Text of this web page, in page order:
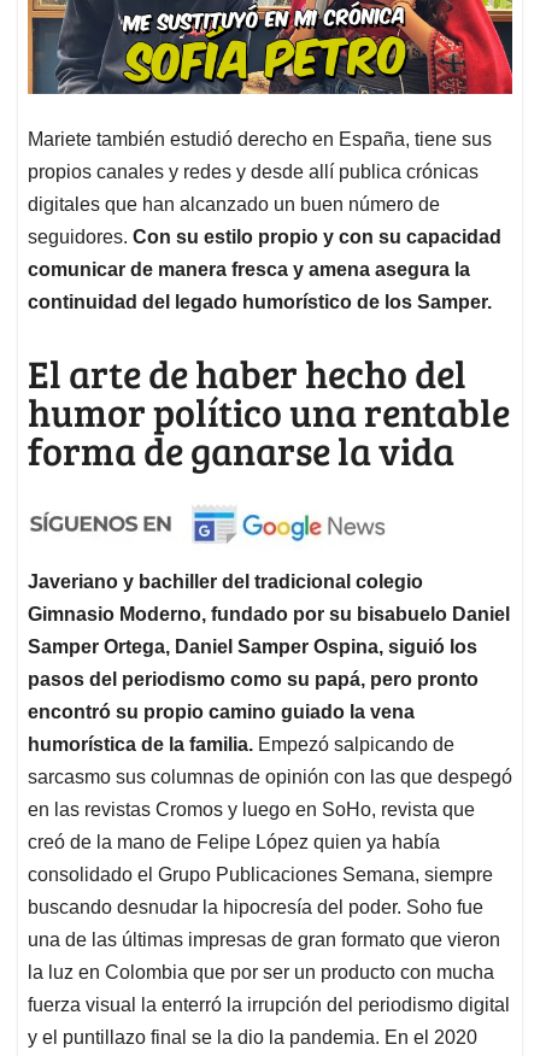
Mariete también estudió derecho en España, tiene sus
propios canales y redes y desde allí publica crónicas
digitales que han alcanzado un buen número de
seguidores. Con su estilo propio y con su capacidad
comunicar de manera fresca y amena asegura la
continuidad del legado humorístico de los Samper.
El arte de haber hecho del
humor político una rentable
forma de ganarse la vida
Javeriano y bachiller del tradicional colegio
Gimnasio Moderno, fundado por su bisabuelo Daniel
Samper Ortega, Daniel Samper Ospina, siguió los
pasos del periodismo como su papá, pero pronto
encontró su propio camino guiado la vena
humorística de la familia. Empezó salpicando de
sarcasmo sus columnas de opinión con las que despegó
en las revistas Cromos y luego en SoHo, revista que
creó de la mano de Felipe López quien ya había
consolidado el Grupo Publicaciones Semana, siempre
buscando desnudar la hipocresía del poder. Soho fue
una de las últimas impresas de gran formato que vieron
la luz en Colombia que por ser un producto con mucha
fuerza visual la enterró la irrupción del periodismo digital
y el puntillazo final se la dio la pandemia. En el 2020